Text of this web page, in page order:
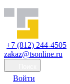
+7 (812) 244-4505
zakaz@tsonline.ru
Войти